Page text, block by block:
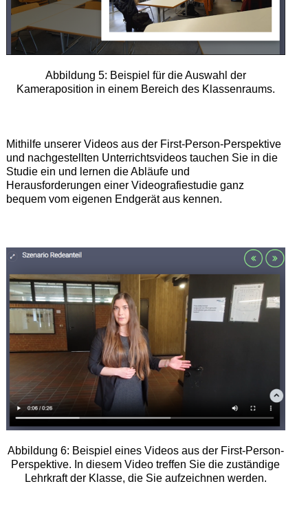
Abbildung 5: Beispiel für die Auswahl der
Kameraposition in einem Bereich des Klassenraums.
Mithilfe unserer Videos aus der First-Person-Perspektive
und nachgestellten Unterrichtsvideos tauchen Sie in die
Studie ein und lernen die Abläufe und
Herausforderungen einer Videografiestudie ganz
bequem vom eigenen Endgerät aus kennen.
Abbildung 6: Beispiel eines Videos aus der First-Person-
Perspektive. In diesem Video treffen Sie die zuständige
Lehrkraft der Klasse, die Sie aufzeichnen werden.